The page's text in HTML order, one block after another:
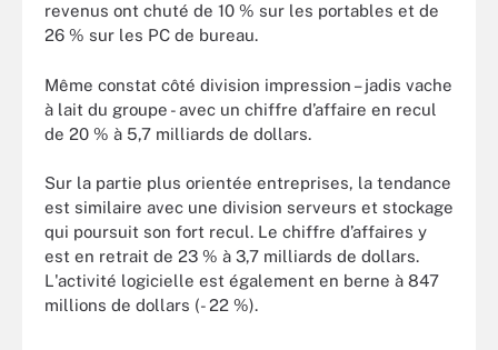
revenus ont chuté de 10 % sur les portables et de
26 % sur les PC de bureau.
Même constat côté division impression – jadis vache
à lait du groupe - avec un chiffre d’affaire en recul
de 20 % à 5,7 milliards de dollars.
Sur la partie plus orientée entreprises, la tendance
est similaire avec une division serveurs et stockage
qui poursuit son fort recul. Le chiffre d’affaires y
est en retrait de 23 % à 3,7 milliards de dollars.
L'activité logicielle est également en berne à 847
millions de dollars (- 22 %).